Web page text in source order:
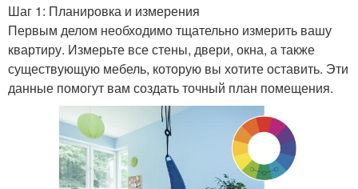
Шаг 1: Планировка и измерения
Первым делом необходимо тщательно измерить вашу
квартиру. Измерьте все стены, двери, окна, а также
существующую мебель, которую вы хотите оставить. Эти
данные помогут вам создать точный план помещения.